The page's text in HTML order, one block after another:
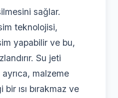
sağlar.
teknolojisi,
yapabilir ve bu,
Su jeti
malzeme
ısı bırakmaz ve